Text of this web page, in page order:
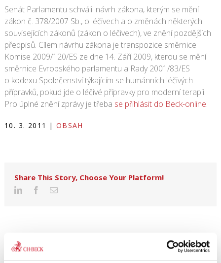
Senát Parlamentu schválil návrh zákona, kterým se mění
zákon č. 378/2007 Sb., o léčivech a o změnách některých
souvisejících zákonů (zákon o léčivech), ve znění pozdějších
předpisů. Cílem návrhu zákona je transpozice směrnice
Komise 2009/120/ES ze dne 14. Září 2009, kterou se mění
směrnice Evropského parlamentu a Rady 2001/83/ES
o kodexu Společenství týkajícím se humánních léčivých
přípravků, pokud jde o léčivé přípravky pro moderní terapii.
Pro úplné znění zprávy je třeba se přihlásit do Beck-online.
10. 3. 2011 | OBSAH
Share This Story, Choose Your Platform!